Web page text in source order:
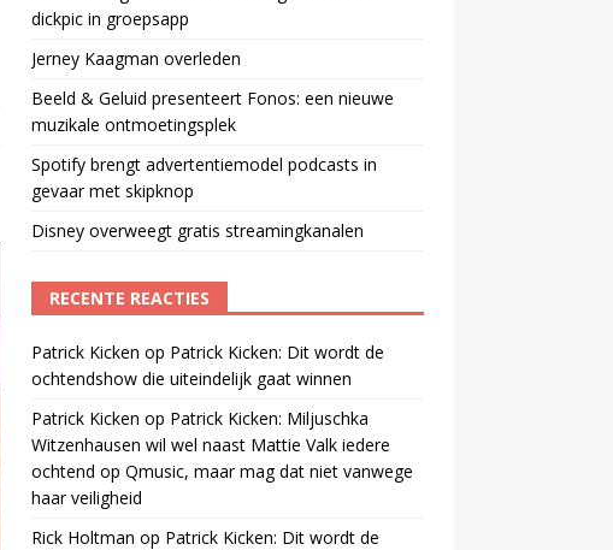
dickpic in groepsapp
Jerney Kaagman overleden
Beeld & Geluid presenteert Fonos: een nieuwe
muzikale ontmoetingsplek
Spotify brengt advertentiemodel podcasts in
gevaar met skipknop
Disney overweegt gratis streamingkanalen
RECENTE REACTIES
Patrick Kicken op Patrick Kicken: Dit wordt de
ochtendshow die uiteindelijk gaat winnen
Patrick Kicken op Patrick Kicken: Miljuschka
Witzenhausen wil wel naast Mattie Valk iedere
ochtend op Qmusic, maar mag dat niet vanwege
haar veiligheid
Rick Holtman op Patrick Kicken: Dit wordt de